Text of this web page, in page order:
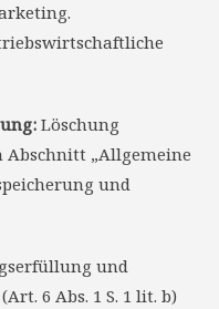
Löschung
Abschnitt „Allgemeine
und
und
6 Abs. 1 S. 1 lit. b)